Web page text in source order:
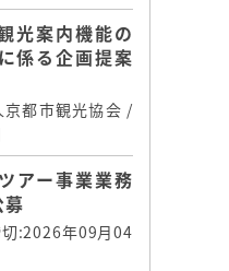
光案内機能の
係る企画提案
京都市観光協会 /
アー事業業務
募
:2026年09月04